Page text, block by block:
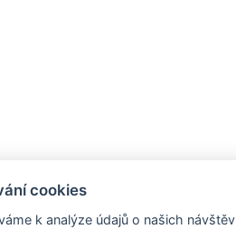
cookies
k analýze údajů o našich